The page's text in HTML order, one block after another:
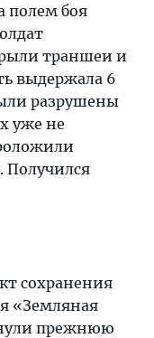
полем боя
траншеи и
выдержала 6
разрушены
уже не
Получился
сохранения
«Земляная
прежнюю